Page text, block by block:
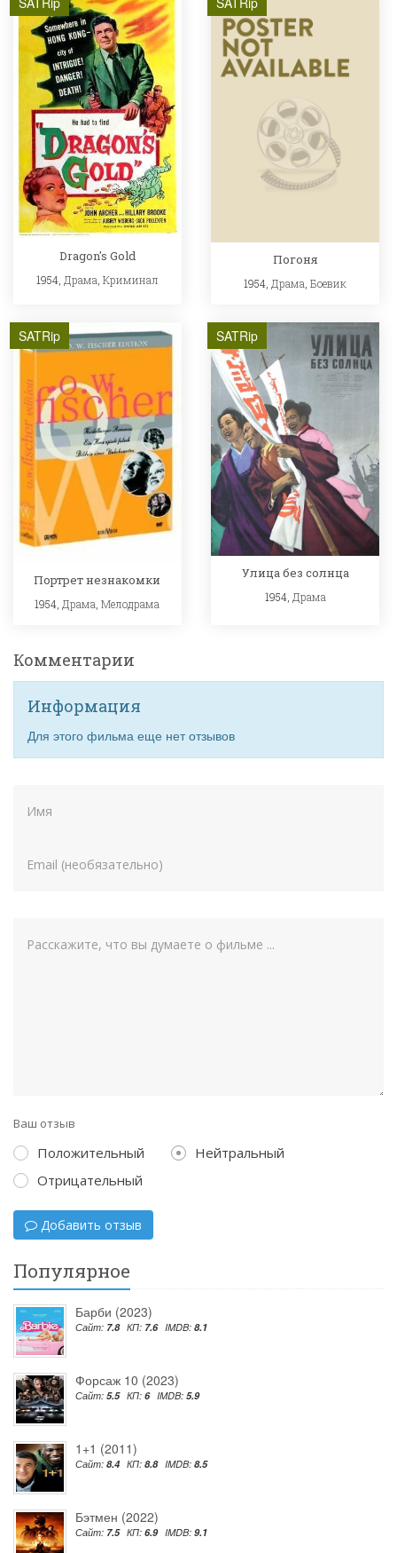
Dragon's Gold
1954, Драма Криминал
Погоня
1954, Драма ,Боевик
SATRip
Портрет незнакомки
1954, Драма ,Мелодрама
SATRip
Улица без солнца
1954, Драма
Комментарии
Информация
Для этого фильма еще нет отзывов
Ваш отзыв
Положительный
Нейтральный
Отрицательный
Добавить отзыв
Популярное
Барби (2023)
Сайт: 7.8 КП: 7.6 IMDB: 8.1
Форсаж 10 (2023)
Сайт: 5.5 КП: 6 IMDB: 5.9
1+1 (2011)
Сайт: 8.4 КП: 8.8 IMDB: 8.5
Бэтмен (2022)
Сайт: 7.5 КП: 6.9 IMDB: 9.1